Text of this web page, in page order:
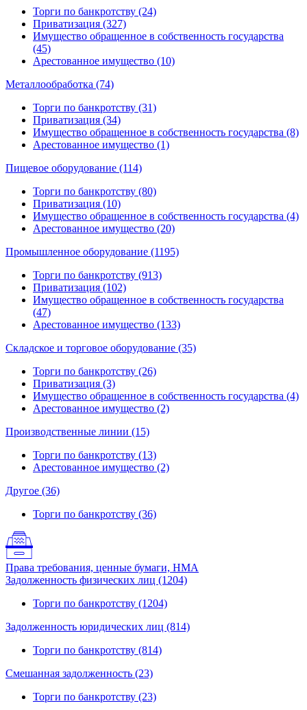
Торги по банкротству (24)
Приватизация (327)
Имущество обращенное в собственность государства
(45)
Арестованное имущество (10)
Металлообработка (74)
Торги по банкротству (31)
Приватизация (34)
Имущество обращенное в собственность государства (8)
Арестованное имущество (1)
Пищевое оборудование (114)
Торги по банкротству (80)
Приватизация (10)
Имущество обращенное в собственность государства (4)
Арестованное имущество (20)
Промышленное оборудование (1195)
Торги по банкротству (913)
Приватизация (102)
Имущество обращенное в собственность государства
(47)
Арестованное имущество (133)
Складское и торговое оборудование (35)
Торги по банкротству (26)
Приватизация (3)
Имущество обращенное в собственность государства (4)
Арестованное имущество (2)
Производственные линии (15)
Торги по банкротству (13)
Арестованное имущество (2)
Другое (36)
Торги по банкротству (36)
Права требования, ценные бумаги, НМА
Задолженность физических лиц (1204)
Торги по банкротству (1204)
Задолженность юридических лиц (814)
Торги по банкротству (814)
Смешанная задолженность (23)
Торги по банкротству (23)